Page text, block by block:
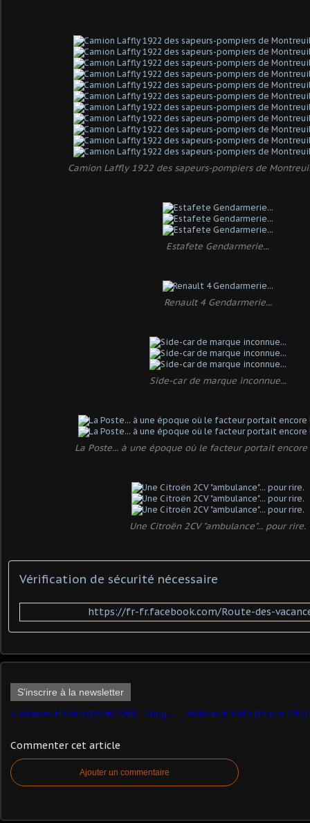
Camion Laffly 1922 des sapeurs-pompiers de
Estafete Gendarmerie...
Renault 4 Gendarmerie...
Side-car de marque inconnue...
La Poste... à une époque où le facteur portait
Une Citroën 2CV "ambulance"... pour rire.
Vérification de sécurité nécessaire
https://fr-fr.facebook.com/Route-des-
S'inscrire à la newsletter
Archives Milinfo (13/06/2006) : Dodge WC55 M6 canon de 37 mm (Solido)
Commenter cet article
Ajouter un commentaire